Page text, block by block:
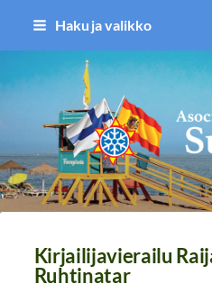
Siirry
sivun
sisältöön
Haku ja valikko
Kirjailijavierailu
Ruhtinatar